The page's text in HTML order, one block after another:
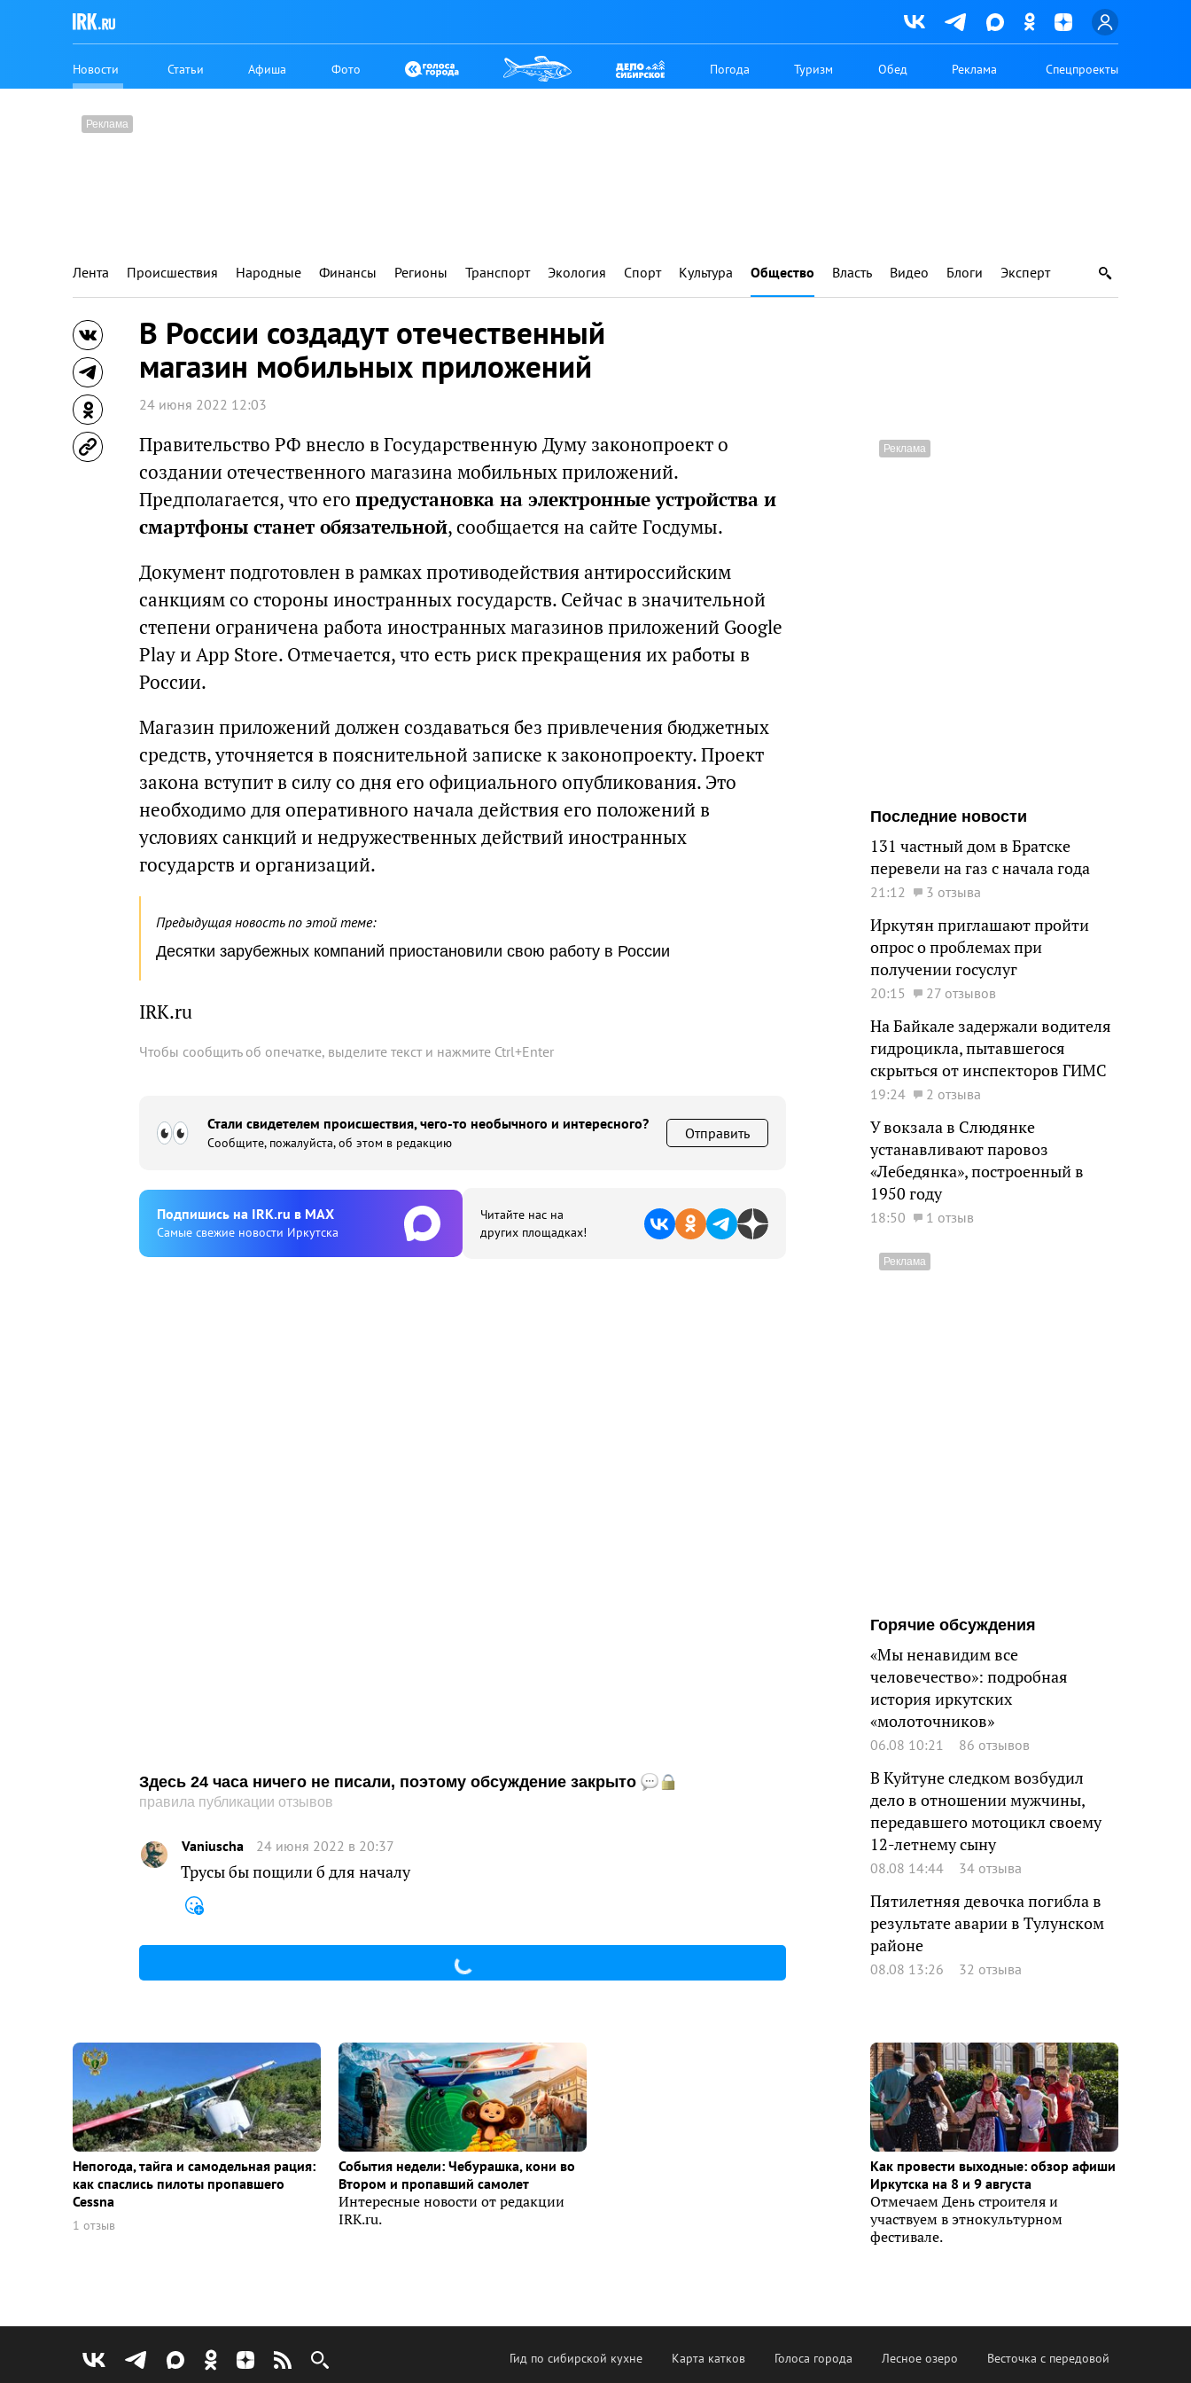
Новости Статьи Афиша Фото Погода Туризм Обед Реклама Спецпроекты
Лента Происшествия Народные Финансы Регионы Транспорт Экология Спорт Культура Общество Власть Видео Блоги Эксперт
В России создадут отечественный
магазин мобильных приложений
24 июня 2022 12:03
Правительство РФ внесло в Государственную Думу законопроект о
создании отечественного магазина мобильных приложений.
Предполагается, что его предустановка на электронные устройства и
смартфоны станет обязательной, сообщается на сайте Госдумы.
Документ подготовлен в рамках противодействия антироссийским
санкциям со стороны иностранных государств. Сейчас в значительной
степени ограничена работа иностранных магазинов приложений Google
Play и App Store. Отмечается, что есть риск прекращения их работы в
России.
Магазин приложений должен создаваться без привлечения бюджетных
средств, уточняется в пояснительной записке к законопроекту. Проект
закона вступит в силу со дня его официального опубликования. Это
необходимо для оперативного начала действия его положений в
условиях санкций и недружественных действий иностранных
государств и организаций.
Предыдущая новость по этой теме:
Десятки зарубежных компаний приостановили свою работу в России
IRK.ru
Чтобы сообщить об опечатке, выделите текст и нажмите Ctrl+Enter
Стали свидетелем происшествия, чего-то необычного и интересного?
Сообщите, пожалуйста, об этом в редакцию
Отправить
Подпишиcь на IRK.ru в MAX
Cамые свежие новости Иркутска
Читайте нас на
других площадках!
Здесь 24 часа ничего не писали, поэтому обсуждение закрыто
правила публикации отзывов
Vaniuscha 24 июня 2022 в 20:37
Трусы бы пощили б для началу
Последние новости
131 частный дом в Братске
перевели на газ с начала года
21:12 3 отзыва
Иркутян приглашают пройти
опрос о проблемах при
получении госуслуг
20:15 27 отзывов
На Байкале задержали водителя
гидроцикла, пытавшегося
скрыться от инспекторов ГИМС
19:24 2 отзыва
У вокзала в Слюдянке
устанавливают паровоз
«Лебедянка», построенный в
1950 году
18:50 1 отзыв
Горячие обсуждения
«Мы ненавидим все
человечество»: подробная
история иркутских
«молоточников»
06.08 10:21 86 отзывов
В Куйтуне следком возбудил
дело в отношении мужчины,
передавшего мотоцикл своему
12-летнему сыну
08.08 14:44 34 отзыва
Пятилетняя девочка погибла в
результате аварии в Тулунском
районе
08.08 13:26 32 отзыва
Непогода, тайга и самодельная рация:
как спаслись пилоты пропавшего
Cessna
1 отзыв
События недели: Чебурашка, кони во
Втором и пропавший самолет
Интересные новости от редакции
IRK.ru.
Как провести выходные: обзор афиши
Иркутска на 8 и 9 августа
Отмечаем День строителя и
участвуем в этнокультурном
фестивале.
Гид по сибирской кухне Карта катков Голоса города Лесное озеро Весточка с передовой